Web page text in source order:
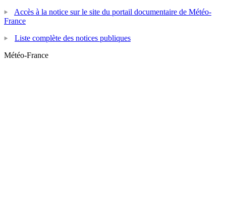
Accès à la notice sur le site du portail documentaire de Météo-
France
Liste complète des notices publiques
Météo-France